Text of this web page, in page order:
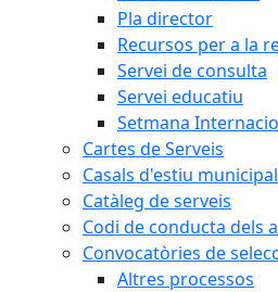
Pla director
Recursos per a la
Servei de consulta
Servei educatiu
Setmana
Cartes de Serveis
Casals d'estiu
Catàleg de serveis
Codi de conducta dels
Convocatòries de
Altres processos